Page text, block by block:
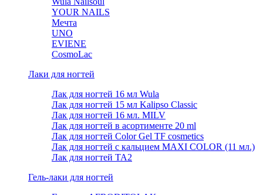
YOUR NAILS
Мечта
UNO
EVIENE
CosmoLac
Лаки для ногтей
Лак для ногтей 16 мл Wula
Лак для ногтей 15 мл Kalipso Classic
Лак для ногтей 16 мл. MILV
Лак для ногтей в асортименте 20 ml
Лак для ногтей Color Gel TF cosmetics
Лак для ногтей с кальцием MAXI COLOR (11 мл.)
Лак для ногтей TA2
Гель-лаки для ногтей